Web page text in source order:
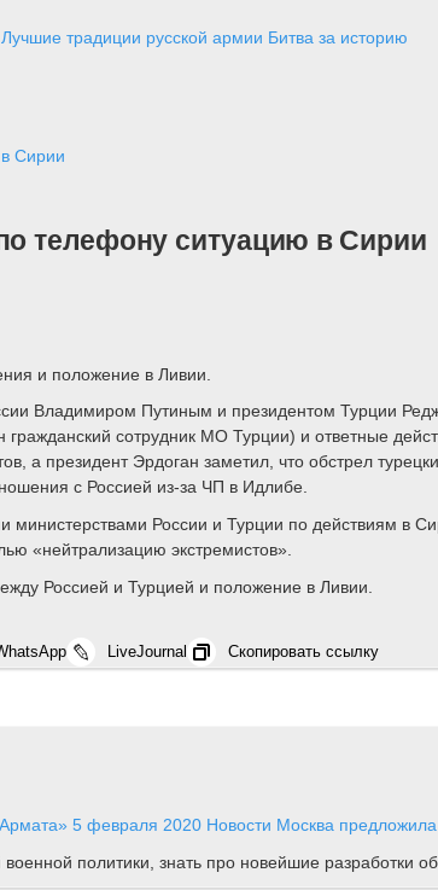
Лучшие традиции русской армии Битва за историю
Сирии
телефону ситуацию в Сирии
и положение в Ливии.
Владимиром Путиным и президентом Турции
сотрудник МО Турции) и ответные
а президент Эрдоган заметил, что обстрел
с Россией из-за ЧП в Идлибе.
России и Турции по действиям в
«нейтрализацию экстремистов».
Россией и Турцией и положение в Ливии.
LiveJournal Скопировать ссылку
5 февраля 2020 Новости Москва предложила
политики, знать про новейшие